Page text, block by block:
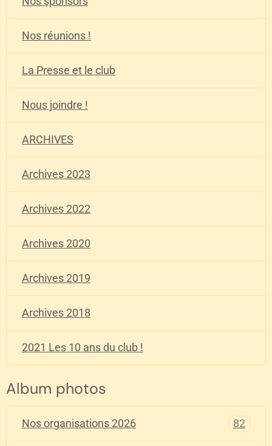
Nos réunions !
La Presse et le club
Nous joindre !
ARCHIVES
Archives 2023
Archives 2022
Archives 2020
Archives 2019
Archives 2018
2021 Les 10 ans du club !
Album photos
Nos organisations 2026 82